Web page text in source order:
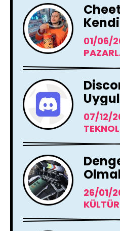
01/06/
07/12/
26/01/